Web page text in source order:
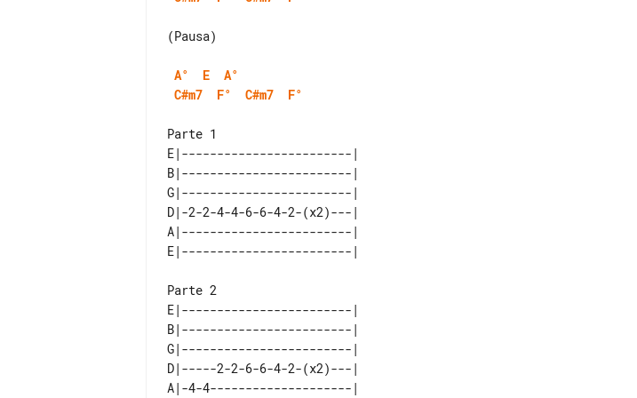
(Pausa)
A° E
A°
C#m7
F° C#m7 F°
Parte 1
E|------------------------|
B|------------------------|
G|------------------------|
D|-2-2-4-4-6-6-4-2-(x2)---|
A|------------------------|
Parte 2
E|------------------------|
B|------------------------|
G|------------------------|
D|-----2-2-6-6-4-2-(x2)---|
A|-4-4--------------------|